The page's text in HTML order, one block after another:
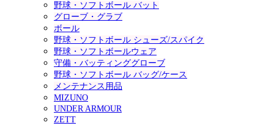
野球・ソフトボール バット
グローブ・グラブ
ボール
野球・ソフトボール シューズ/スパイク
野球・ソフトボールウェア
守備・バッティンググローブ
野球・ソフトボール バッグ/ケース
メンテナンス用品
MIZUNO
UNDER ARMOUR
ZETT